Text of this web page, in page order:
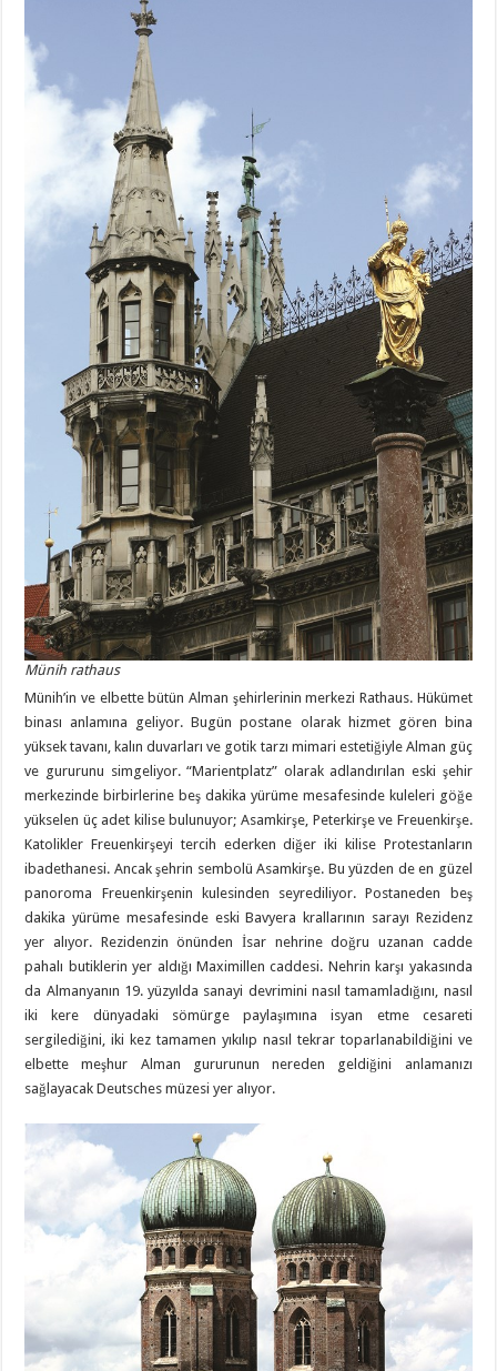
Münih rathaus
Münih’in ve elbette bütün Alman şehirlerinin merkezi Rathaus. Hükümet
binası anlamına geliyor. Bugün postane olarak hizmet gören bina
yüksek tavanı, kalın duvarları ve gotik tarzı mimari estetiğiyle Alman güç
ve gururunu simgeliyor. “Marientplatz” olarak adlandırılan eski şehir
merkezinde birbirlerine beş dakika yürüme mesafesinde kuleleri göğe
yükselen üç adet kilise bulunuyor; Asamkirşe, Peterkirşe ve Freuenkirşe.
Katolikler Freuenkirşeyi tercih ederken diğer iki kilise Protestanların
ibadethanesi. Ancak şehrin sembolü Asamkirşe. Bu yüzden de en güzel
panoroma Freuenkirşenin kulesinden seyrediliyor. Postaneden beş
dakika yürüme mesafesinde eski Bavyera krallarının sarayı Rezidenz
yer alıyor. Rezidenzin önünden İsar nehrine doğru uzanan cadde
pahalı butiklerin yer aldığı Maximillen caddesi. Nehrin karşı yakasında
da Almanyanın 19. yüzyılda sanayi devrimini nasıl tamamladığını, nasıl
iki kere dünyadaki sömürge paylaşımına isyan etme cesareti
sergilediğini, iki kez tamamen yıkılıp nasıl tekrar toparlanabildiğini ve
elbette meşhur Alman gururunun nereden geldiğini anlamanızı
sağlayacak Deutsches müzesi yer alıyor.